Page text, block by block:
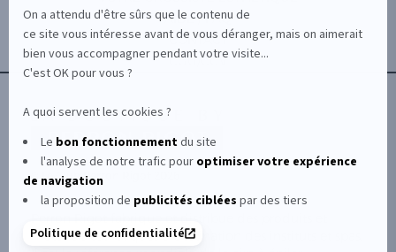
sur
Axeptio
On a attendu d'être sûrs que le contenu de
ce site vous intéresse avant de vous déranger, mais on aimerait
bien vous accompagner pendant votre visite...
C'est OK pour vous ?
A quoi servent les cookies ?
Le bon fonctionnementdu site
l'analyse de notre trafic pour optimiservotre expérience
de navigation
la proposition de publicités ciblées par des tiers
Politique de confidentialité
AIDE / FAQ
CONTACT
CGU/CGV
© Le Club Perron Rigot 2026
matériels esthétiques à destination des instituts et spas.